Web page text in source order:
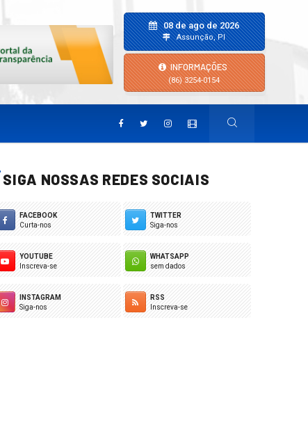
08 de ago de 2026
Assunção, PI
INFORMAÇÕES
(86) 3254-0154
SIGA NOSSAS REDES SOCIAIS
FACEBOOK
Curta-nos
TWITTER
Siga-nos
YOUTUBE
Inscreva-se
WHATSAPP
sem dados
INSTAGRAM
Siga-nos
RSS
Inscreva-se